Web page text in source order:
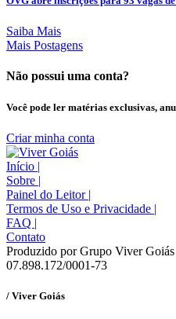
Saiba Mais
Mais Postagens
Não possui uma conta?
Você pode ler matérias exclusivas,
Criar minha conta
Início |
Sobre |
Painel do Leitor |
Termos de Uso e Privacidade |
FAQ |
Contato
Produzido por Grupo Viver
07.898.172/0001-73
/ Viver Goiás